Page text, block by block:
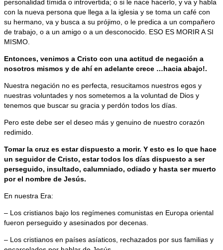
personalidad tímida o introvertida; o si le nace hacerlo, y va y habla
con la nueva persona que llega a la iglesia y se toma un café con
su hermano, va y busca a su prójimo, o le predica a un compañero
de trabajo, o a un amigo o a un desconocido. ESO ES MORIR A SI
MISMO.
Entonces, venimos a Cristo con una actitud de negación a
nosotros mismos y de ahí en adelante crece …hacia abajo!.
Nuestra negación no es perfecta, resucitamos nuestros egos y
nuestras voluntades y nos sometemos a la voluntad de Dios y
tenemos que buscar su gracia y perdón todos los días.
Pero este debe ser el deseo más y genuino de nuestro corazón
redimido.
Tomar la cruz es estar dispuesto a morir. Y esto es lo que hace
un seguidor de Cristo, estar todos los días dispuesto a ser
perseguido, insultado, calumniado, odiado y hasta ser muerto
por el nombre de Jesús.
En nuestra Era:
– Los cristianos bajo los regímenes comunistas en Europa oriental
fueron perseguido y asesinados por decenas.
– Los cristianos en países asíaticos, rechazados por sus familias y